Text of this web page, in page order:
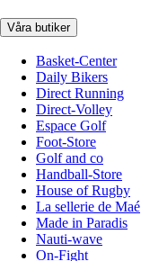
Våra butiker
Basket-Center
Daily Bikers
Direct Running
Direct-Volley
Espace Golf
Foot-Store
Golf and co
Handball-Store
House of Rugby
La sellerie de Maé
Made in Paradis
Nauti-wave
On-Fight